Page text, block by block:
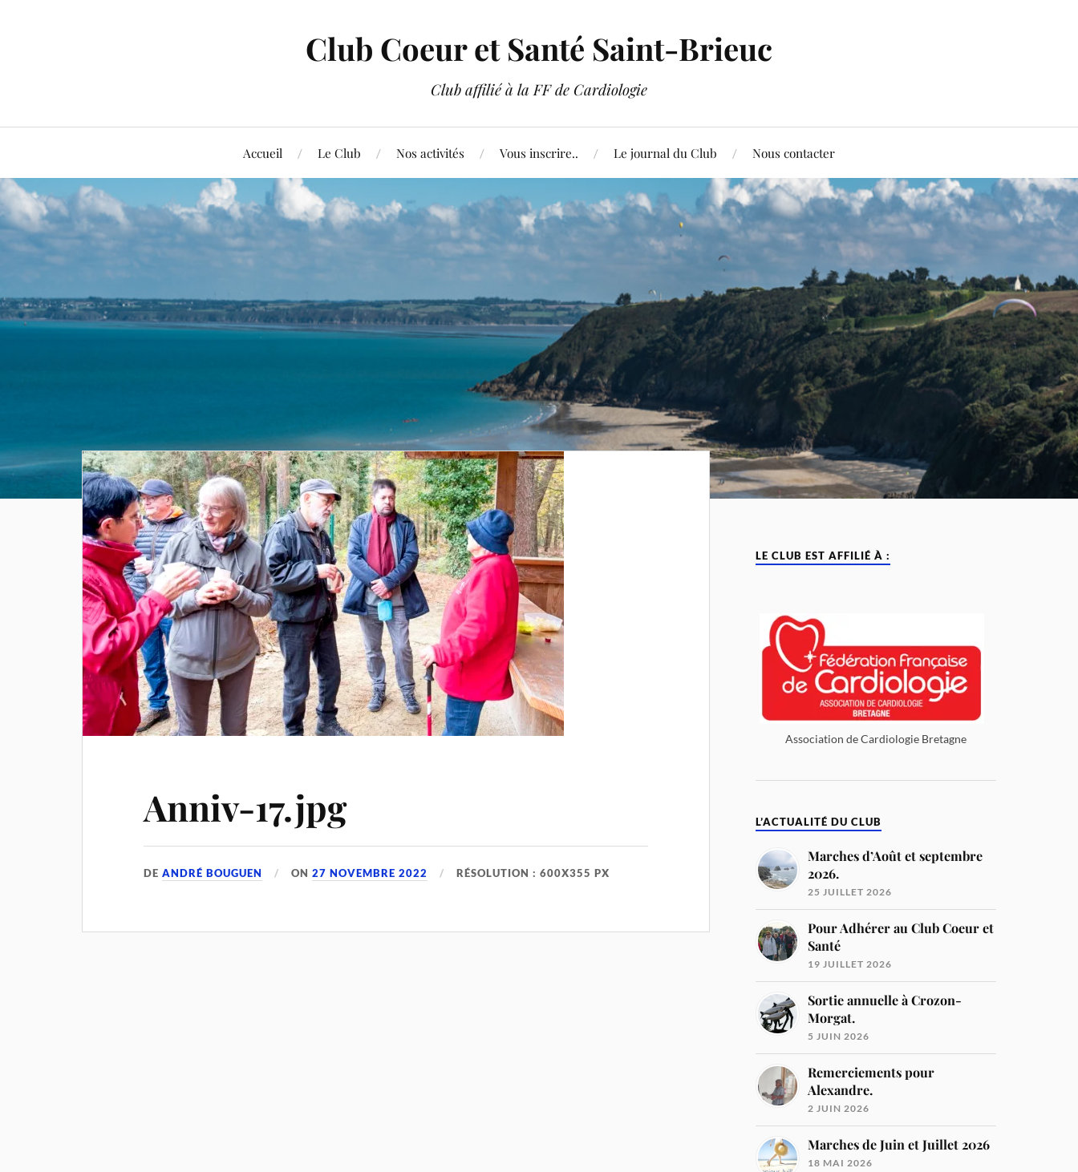
Club Coeur et Santé Saint-Brieuc
Club affilié à la FF de Cardiologie
Accueil Le Club Nos activités Vous inscrire.. Le journal du Club Nous contacter
Anniv-17.jpg
DEANDRÉ BOUGUEN ON27 NOVEMBRE 2022 RÉSOLUTION : 600X355 PX
LE CLUB EST AFFILIÉ À :
Association de Cardiologie Bretagne
L’ACTUALITÉ DU CLUB
Marches d’Août et septembre
2026.
25 JUILLET 2026
Pour Adhérer au Club Coeur et
Santé
19 JUILLET 2026
Sortie annuelle à Crozon-
Morgat.
5 JUIN 2026
Remerciements pour
Alexandre.
2 JUIN 2026
Marches de Juin et Juillet 2026
18 MAI 2026